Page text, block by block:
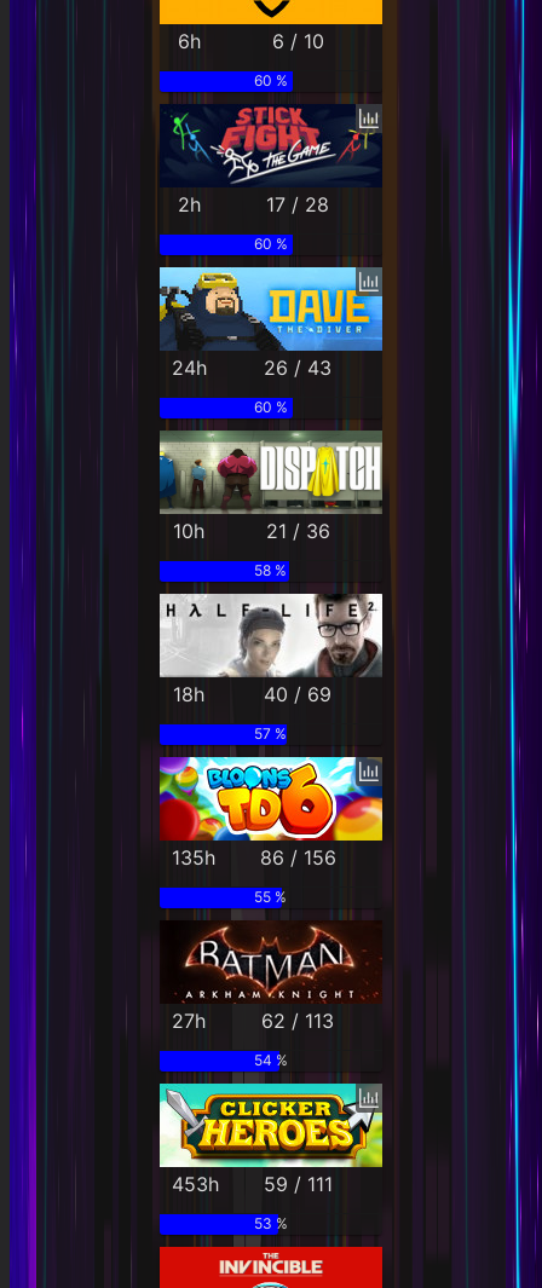
6h 6 / 10
60 %
2h 17 / 28
60 %
24h 26 / 43
60 %
10h 21 / 36
58 %
18h 40 / 69
57 %
135h 86 / 156
55 %
27h 62 / 113
54 %
453h 59 / 111
53 %